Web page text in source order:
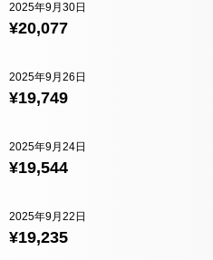
¥20,077
2025年9月30日
¥19,749
2025年9月26日
¥19,544
2025年9月24日
¥19,235
2025年9月22日